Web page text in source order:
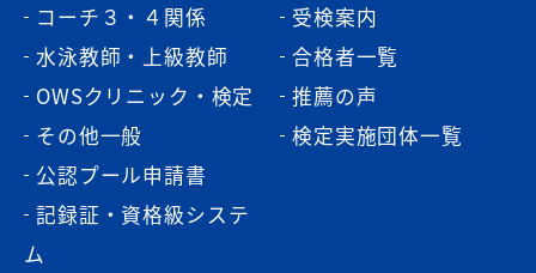
コーチ３・４関係
水泳教師・上級教師
OWSクリニック・検定
その他一般
公認プール申請書
記録証・資格級システ
ム
受検案内
合格者一覧
推薦の声
検定実施団体一覧